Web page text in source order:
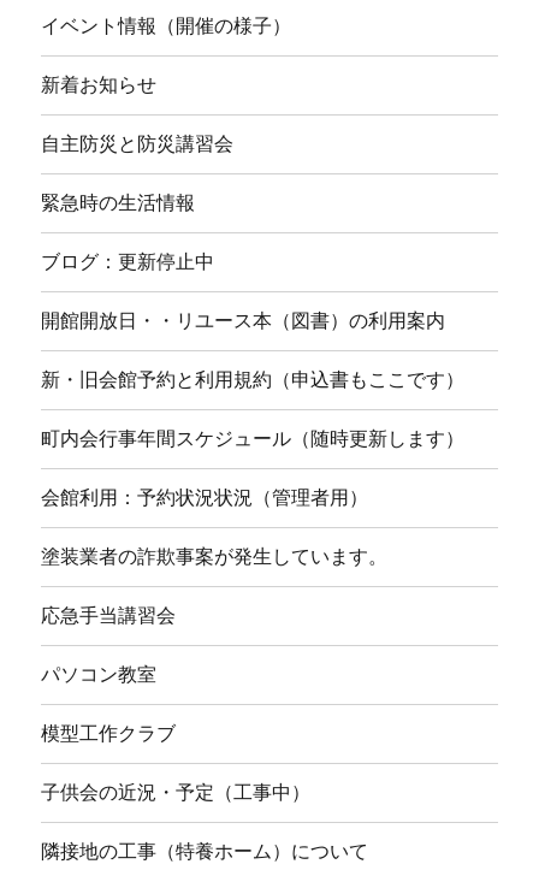
イベント情報（開催の様子）
新着お知らせ
自主防災と防災講習会
緊急時の生活情報
ブログ：更新停止中
開館開放日・・リユース本（図書）の利用案内
新・旧会館予約と利用規約（申込書もここです）
町内会行事年間スケジュール（随時更新します）
会館利用：予約状況状況（管理者用）
塗装業者の詐欺事案が発生しています。
応急手当講習会
パソコン教室
模型工作クラブ
子供会の近況・予定（工事中）
隣接地の工事（特養ホーム）について